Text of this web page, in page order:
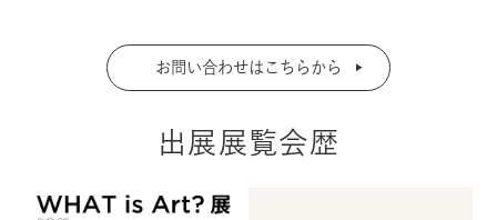
お問い合わせはこちらから
出展展覧会歴